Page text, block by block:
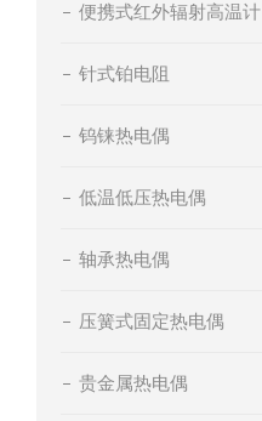
便携式红外辐射高温计
针式铂电阻
钨铼热电偶
低温低压热电偶
轴承热电偶
压簧式固定热电偶
贵金属热电偶